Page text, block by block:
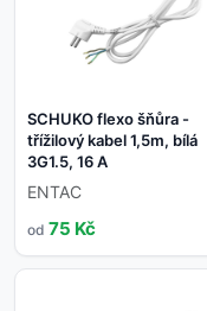
SCHUKO flexo šňůra -
třížilový kabel 1,5m, bílá
3G1.5, 16 A
ENTAC
od 75 Kč